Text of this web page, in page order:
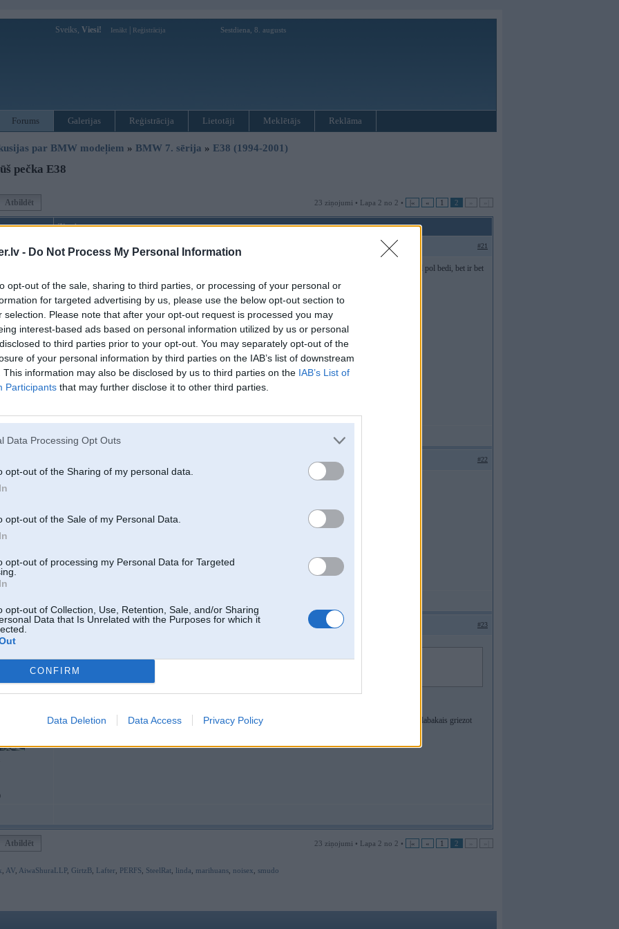
- Do Not Process My Personal Information
opt-out of the sale, sharing to third parties, or processing of your personal or
for targeted advertising by us, please use the below opt-out section to
selection. Please note that after your opt-out request is processed you may
interest-based ads based on personal information utilized by us or personal
to third parties prior to your opt-out. You may separately opt-out of the
of your personal information by third parties on the IAB’s list of downstream
This information may also be disclosed by us to third parties on the IAB’s List of
Participants that may further disclose it to other third parties.
Data Processing Opt Outs
opt-out of the Sharing of my personal data.
opt-out of the Sale of my Personal Data.
opt-out of processing my Personal Data for Targeted
opt-out of Collection, Use, Retention, Sale, and/or Sharing
Data that Is Unrelated with the Purposes for which it
CONFIRM
Data Deletion Data Access Privacy Policy
Sveiks, Viesi! Ienākt Reģistrācija Sestdiena, 8. augusts
Forums Galerijas Reģistrācija Lietotāji Meklētājs Reklāma
par BMW modeļiem » BMW 7. sērija » E38 (1994-2001)
pečka E38
Atbildēt 23 ziņojumi • Lapa 2 no 2 • |« « 1 2
Ziņojums
04. Dec 2010, 22:14 #21
Jautjums ir tads, pe4ka parastā nav klima bet ar roku grozāmā, lieta tāda ka pūš silto gaisu bet ne stipri tas ta vēl pol bedi, bet ir bet
#22
#23
Tosola līmenis?
Da viss ir ok ar tosolu, nesaprotu kas un kaa, grizot reostatu lai puw siltaku un vairak nekas nemainas, un pats labakais griezot
Atbildēt 23 ziņojumi • Lapa 2 no 2 • |« « 1 2
AV AiwaShuraLLP, GirtzB Lafter PERFS SteelRat linda marihuans noisex smudo